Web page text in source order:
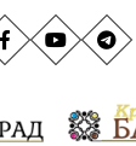
транспорт